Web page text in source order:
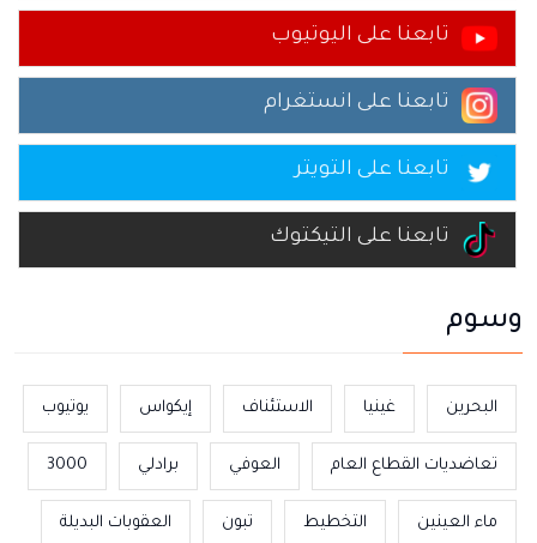
تابعنا على اليوتيوب
تابعنا على انستغرام
تابعنا على التويتر
تابعنا على التيكتوك
وسوم
البحرين غينيا الاستئناف إيكواس يوتيوب
تعاضديات القطاع العام العوفي برادلي 3000
ماء العينين التخطيط تبون العقوبات البديلة